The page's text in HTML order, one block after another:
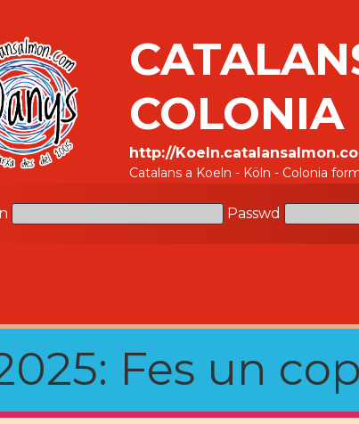
COLONIA
http://
Catalans a Koeln - Köln - Colonia
Passwd
Fes un